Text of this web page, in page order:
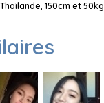
150cm et 50kg